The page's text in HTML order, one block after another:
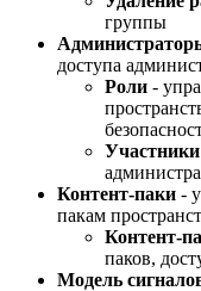
группы
доступа
Роли -
Участники
Контент-паки -
пакам
Контент-
паков,
Модель